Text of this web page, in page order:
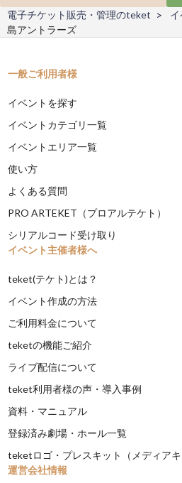
電子チケット販売・管理のteket
島アントラーズ
一般ご利用者様
イベントを探す
イベントカテゴリ一覧
イベントエリア一覧
使い方
よくある質問
PRO ARTEKET（プロアルテケト）
シリアルコード受け取り
イベント主催者様へ
teket(テケト)とは？
イベント作成の方法
ご利用料金について
teketの機能ご紹介
ライブ配信について
teket利用者様の声・導入事例
資料・マニュアル
登録済み劇場・ホール一覧
teketロゴ・プレスキット（メディアキ
運営会社情報